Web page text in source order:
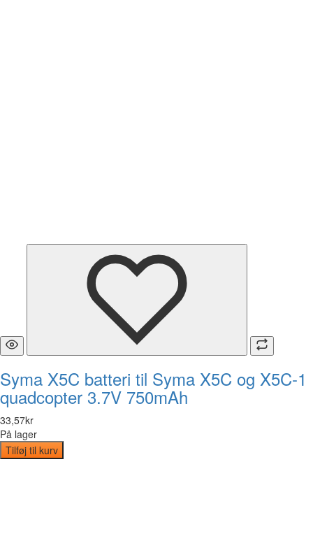
Syma X5C batteri til Syma X5C og X5C-1
quadcopter 3.7V 750mAh
33,57kr
På lager
Tilføj til kurv